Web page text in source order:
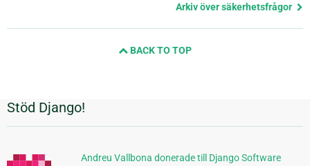
Arkiv över säkerhetsfrågor
BACK TO TOP
Ytterligare
information
Stöd Django!
Andreu Vallbona donerade till Django Software